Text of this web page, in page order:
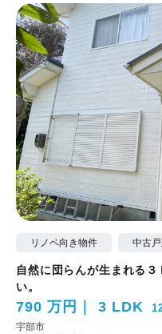
リノベ向き物件 中古
自然に団らんが生まれる
い。
790 万円 3 LDK
宇部市